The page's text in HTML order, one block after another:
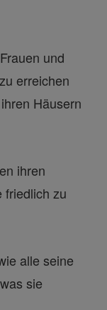
und
erreichen
Häusern
ihren
friedlich zu
alle seine
sie